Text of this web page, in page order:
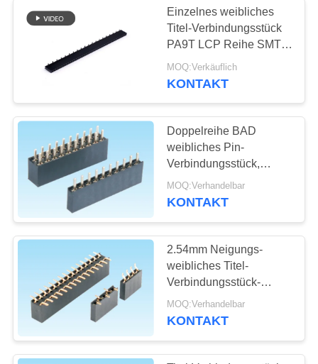
NEWS
SITEMAP
PRIVACY
POLICY
Einzelnes weibliches
Titel-Verbindungsstück
PA9T LCP Reihe SMTs
1.27mm
MOQ:Verkäuflich
KONTAKT
Doppelreihe BAD
weibliches Pin-
Verbindungsstück,
weibliche Neigung des
Energie-
MOQ:Verhandelbar
KONTAKT
2.54mm Neigungs-
weibliches Titel-
Verbindungsstück-
einzelne/Doppelreihen-
Entwurf SMT-Lötmittel-
MOQ:Verhandelbar
KONTAKT